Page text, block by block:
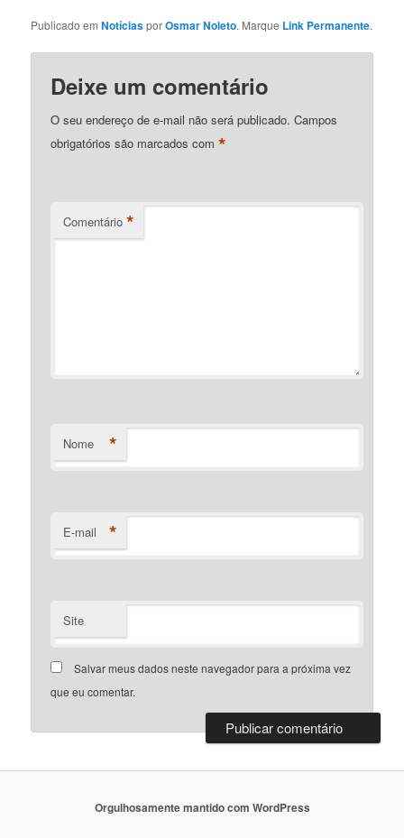
Publicado emNotíciasporOsmar Noleto. Marque Link Permanente.
Deixe um comentário
O seu endereço de e-mail não será publicado. Campos
obrigatórios são marcados com*
Comentário *
Nome *
E-mail *
Site
Salvar meus dados neste navegador para a próxima vez
que eu comentar.
Orgulhosamente mantido com WordPress